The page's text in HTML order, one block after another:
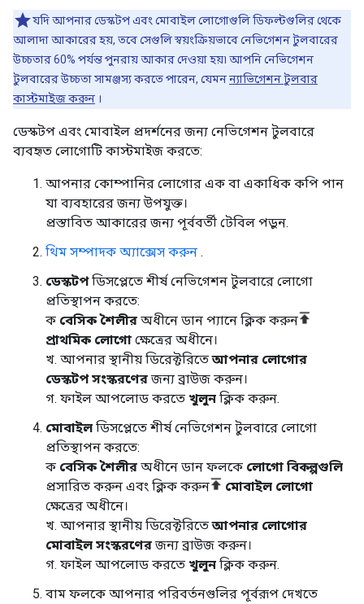
যদি আপনার ডেস্কটপ এবং মোবাইল লোগোগুলি ডিফল্টগুলির থেকে
আলাদা আকারের হয়, তবে সেগুলি স্বয়ংক্রিয়ভাবে নেভিগেশন টুলবারের
উচ্চতার 60% পর্যন্ত পুনরায় আকার দেওয়া হয়৷ আপনি নেভিগেশন
টুলবারের উচ্চতা সামঞ্জস্য করতে পারেন, যেমনন্যাভিগেশন টুলবার
কাস্টমাইজ করুন ।
ডেস্কটপ এবং মোবাইল প্রদর্শনের জন্য নেভিগেশন টুলবারে
ব্যবহৃত লোগোটি কাস্টমাইজ করতে:
আপনার কোম্পানির লোগোর এক বা একাধিক কপি পান
যা ব্যবহারের জন্য উপযুক্ত।
প্রস্তাবিত আকারের জন্য পূর্ববর্তী টেবিল পড়ুন.
থিম সম্পাদক অ্যাক্সেস করুন .
ডেস্কটপডিসপ্লেতে শীর্ষ নেভিগেশন টুলবারে লোগো
প্রতিস্থাপন করতে:
ক বেসিক শৈলীর অধীনে ডান প্যানে ক্লিক করুন
প্রাথমিক লোগো ক্ষেত্রের অধীনে।
খ. আপনার স্থানীয় ডিরেক্টরিতেআপনার লোগোর
ডেস্কটপ সংস্করণেরজন্য ব্রাউজ করুন।
গ. ফাইল আপলোড করতে খুলুন ক্লিক করুন.
মোবাইল ডিসপ্লেতে শীর্ষ নেভিগেশন টুলবারে লোগো
প্রতিস্থাপন করতে:
ক বেসিক শৈলীর অধীনে ডান ফলকে লোগো বিকল্পগুলি
প্রসারিত করুন এবং ক্লিক করুন
মোবাইল লোগো
ক্ষেত্রের অধীনে।
খ. আপনার স্থানীয় ডিরেক্টরিতেআপনার লোগোর
মোবাইল সংস্করণেরজন্য ব্রাউজ করুন।
গ. ফাইল আপলোড করতে খুলুন ক্লিক করুন.
বাম ফলকে আপনার পরিবর্তনগুলির পূর্বরূপ দেখতে